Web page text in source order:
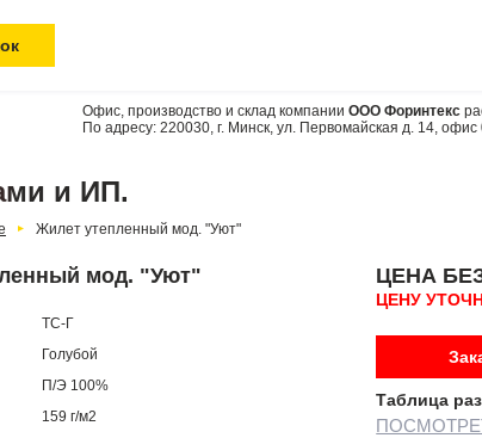
Офис, производство и склад компании ООО Форинтекс
По адресу: 220030, г. Минск, ул. Первомайская д. 14, офис
и ИП.
Жилет утепленный мод. "Уют"
мод. "Уют"
ТС-Г
Голубой
П/Э 100%
159 г/м2
ЦЕНА
ЦЕНУ
Таблица